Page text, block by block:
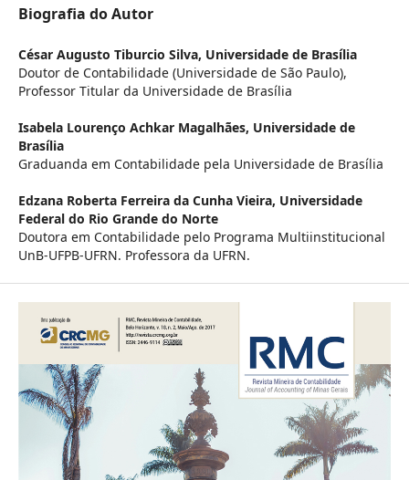
Biografia do Autor
César Augusto Tiburcio Silva, Universidade de Brasília
Doutor de Contabilidade (Universidade de São Paulo),
Professor Titular da Universidade de Brasília
Isabela Lourenço Achkar Magalhães, Universidade de
Brasília
Graduanda em Contabilidade pela Universidade de Brasília
Edzana Roberta Ferreira da Cunha Vieira, Universidade
Federal do Rio Grande do Norte
Doutora em Contabilidade pelo Programa Multiinstitucional
UnB-UFPB-UFRN. Professora da UFRN.